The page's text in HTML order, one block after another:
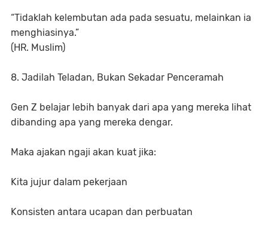
“Tidaklah kelembutan ada pada sesuatu, melainkan ia
menghiasinya.”
(HR. Muslim)
8. Jadilah Teladan, Bukan Sekadar Penceramah
Gen Z belajar lebih banyak dari apa yang mereka lihat
dibanding apa yang mereka dengar.
Maka ajakan ngaji akan kuat jika:
Kita jujur dalam pekerjaan
Konsisten antara ucapan dan perbuatan